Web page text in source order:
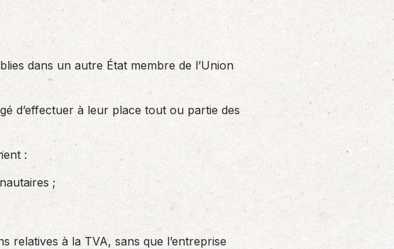
dans un autre État membre de l’Union
d’effectuer à leur place tout ou partie des
:
;
relatives à la TVA, sans que l’entreprise